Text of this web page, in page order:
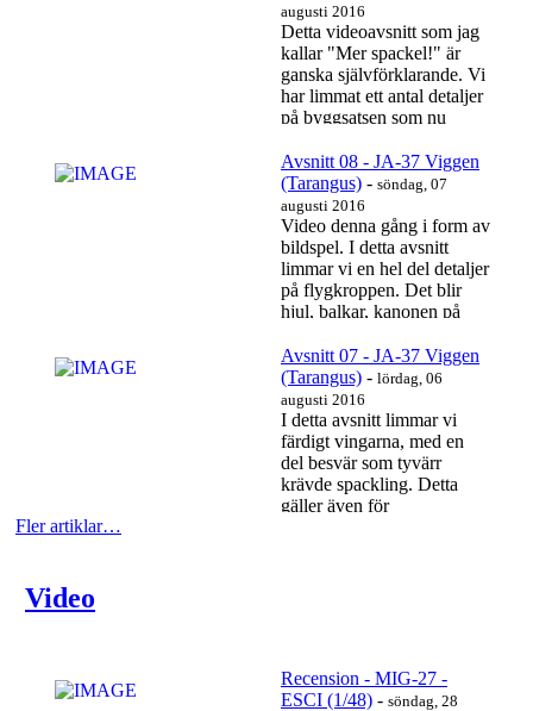
augusti 2016
Detta videoavsnitt som jag
kallar "Mer spackel!" är
ganska självförklarande. Vi
har limmat ett antal detaljer
på byggsatsen som nu
Läs mer…
Avsnitt 08 - JA-37 Viggen
(Tarangus) - söndag, 07
augusti 2016
Video denna gång i form av
bildspel. I detta avsnitt
limmar vi en hel del detaljer
på flygkroppen. Det blir
hjul, balkar, kanonen på
Läs mer…
Avsnitt 07 - JA-37 Viggen
(Tarangus) - lördag, 06
augusti 2016
I detta avsnitt limmar vi
färdigt vingarna, med en
del besvär som tyvärr
krävde spackling. Detta
gäller även för
Fler artiklar…
Video
Recension - MIG-27 -
ESCI (1/48) - söndag, 28